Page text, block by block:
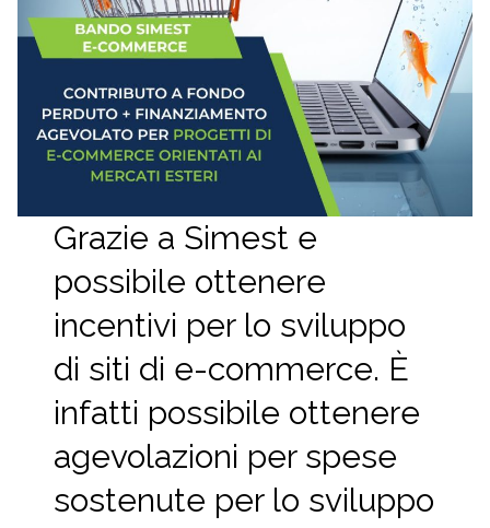
Grazie a Simest e
possibile ottenere
incentivi per lo sviluppo
di siti di e-commerce. È
infatti possibile ottenere
agevolazioni per spese
sostenute per lo sviluppo